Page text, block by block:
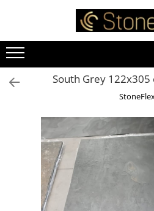
South Grey